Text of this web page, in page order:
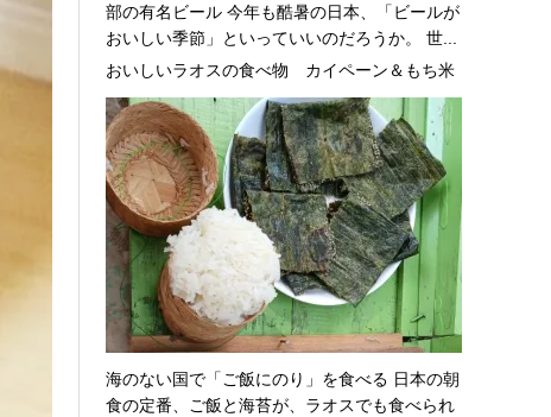
部の有名ビール 今年も酷暑の日本、「ビールが
おいしい季節」といっていいのだろうか。 世...
おいしいラオスの食べ物 カイペーン＆もち米
海のない国で「ご飯にのり」を食べる 日本の朝
食の定番、ご飯と海苔が、ラオスでも食べられ